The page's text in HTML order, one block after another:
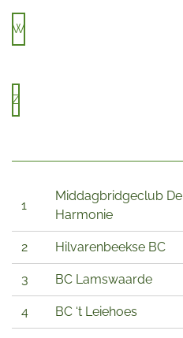
W
Z
1
Middagbridgeclub De
Harmonie
2 Hilvarenbeekse BC
3 BC Lamswaarde
4 BC ‘t Leiehoes